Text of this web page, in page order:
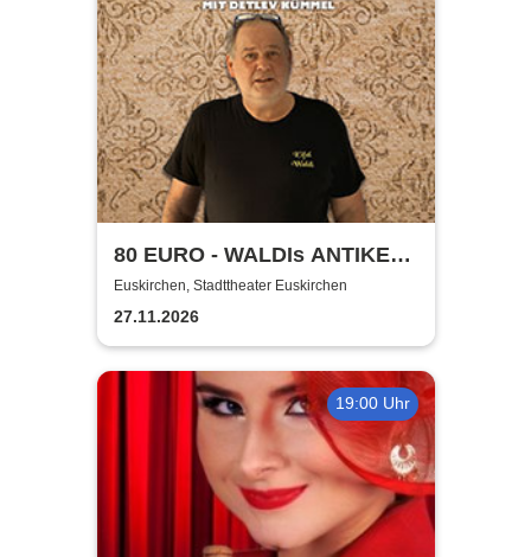
80 EURO - WALDIs ANTIKE
BINGOSHOW
Euskirchen, Stadttheater Euskirchen
27.11.2026
19:00 Uhr